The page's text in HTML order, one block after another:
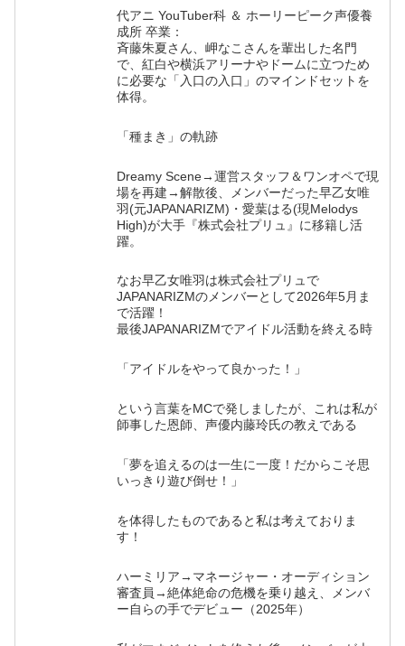
代アニ YouTuber科 ＆ ホーリーピーク声優養
成所 卒業：
斉藤朱夏さん、岬なこさんを輩出した名門
で、紅白や横浜アリーナやドームに立つため
に必要な「入口の入口」のマインドセットを
体得。
「種まき」の軌跡
Dreamy Scene→運営スタッフ＆ワンオペで現
場を再建→解散後、メンバーだった早乙女唯
羽(元JAPANARIZM)・愛葉はる(現Melodys
High)が大手『株式会社プリュ』に移籍し活
躍。
なお早乙女唯羽は株式会社プリュで
JAPANARIZMのメンバーとして2026年5月ま
で活躍！
最後JAPANARIZMでアイドル活動を終える時
「アイドルをやって良かった！」
という言葉をMCで発しましたが、これは私が
師事した恩師、声優内藤玲氏の教えである
「夢を追えるのは一生に一度！だからこそ思
いっきり遊び倒せ！」
を体得したものであると私は考えておりま
す！
ハーミリア→マネージャー・オーディション
審査員→絶体絶命の危機を乗り越え、メンバ
ー自らの手でデビュー（2025年）